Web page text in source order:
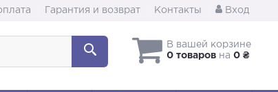
Гарантия и возврат Контакты Вход
В вашей корзине
0 товаров на 0 ₴